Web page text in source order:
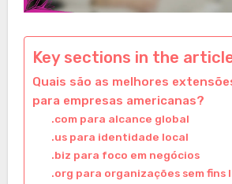
Key sections in the
Quais são as melhores
para empresas americanas?
.com para alcance global
.us para identidade local
.biz para foco em negócios
.org para organizações sem fins